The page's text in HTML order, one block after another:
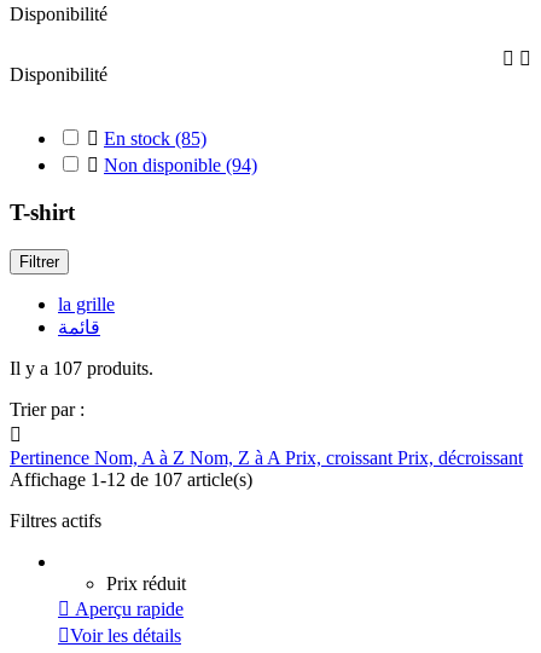
Disponibilité
Disponibilité
 
 En stock (85)
 Non disponible (94)
T-shirt
Filtrer
la grille
قائمة
Il y a 107 produits.
Trier par :

Pertinence Nom, A à Z Nom, Z à A Prix, croissant Prix, décroissant
Affichage 1-12 de 107 article(s)
Filtres actifs
Prix réduit
 Aperçu rapide
Voir les détails